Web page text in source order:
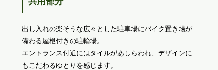
出し入れの楽そうな広々とした駐車場にバイク置き場が
備わる屋根付きの駐輪場。
エントランス付近にはタイルがあしらわれ、デザインに
もこだわるゆとりを感じます。